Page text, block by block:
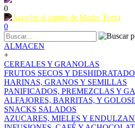
0
0
ALMACEN
+
CEREALES Y GRANOLAS
FRUTOS SECOS Y
HARINAS, GRANOS Y SEMILLAS
PANIFICADOS, PREMEZCLAS Y
ALFAJORES, BARRITAS, Y
SNACKS SALADOS
AZUCARES, MIELES Y